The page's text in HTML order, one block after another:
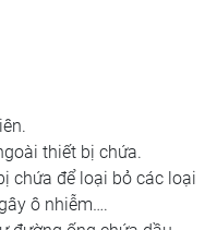
thiết bị chứa.
chứa để loại bỏ các loại
ô nhiễm….